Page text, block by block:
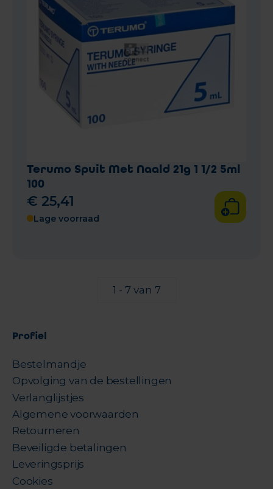
Terumo Spuit Met Naald 21g 1 1/2 5ml
100
€ 25,41
Lage voorraad
1 - 7 van 7
Profiel
Bestelmandje
Opvolging van de bestellingen
Verlanglijstjes
Algemene voorwaarden
Retourneren
Beveiligde betalingen
Leveringsprijs
Cookies